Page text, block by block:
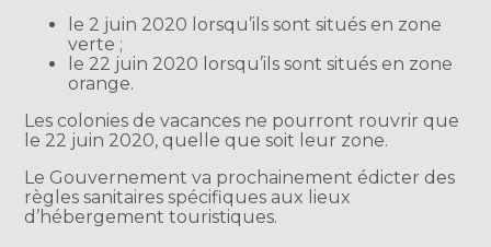
le 2 juin 2020 lorsqu’ils sont situés en zone
verte ;
le 22 juin 2020 lorsqu’ils sont situés en zone
orange.
Les colonies de vacances ne pourront rouvrir que
le 22 juin 2020, quelle que soit leur zone.
Le Gouvernement va prochainement édicter des
règles sanitaires spécifiques aux lieux
d’hébergement touristiques.